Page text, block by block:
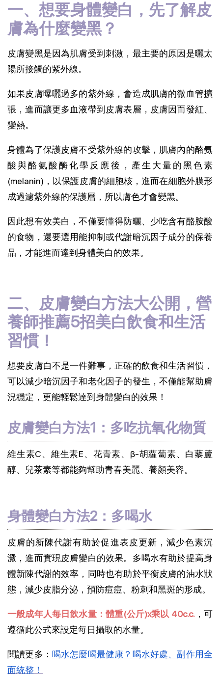
一、想要身體變白，先了解皮
膚為什麼變黑？
皮膚變黑是因為肌膚受到刺激，最主要的原因是曬太
陽所接觸的紫外線。
如果皮膚曝曬過多的紫外線，會造成肌膚的微血管擴
張，進而讓更多血液帶到皮膚表層，皮膚因而發紅、
變熱。
身體為了保護皮膚不受紫外線的攻擊，肌膚內的酪氨
酸與酪氨酸酶化學反應後，產生大量的黑色素
(melanin)，以保護皮膚的細胞核，進而在細胞外膜形
成過濾紫外線的保護層，所以膚色才會變黑。
因此想有效美白，不僅要懂得防曬、少吃含有酪胺酸
的食物，還要選用能抑制或代謝暗沉因子成分的保養
品，才能進而達到身體美白的效果。
二、皮膚變白方法大公開，營
養師推薦5招美白飲食和生活
習慣！
想要皮膚白不是一件難事，正確的飲食和生活習慣，
可以減少暗沉因子和老化因子的發生，不僅能幫助膚
況穩定，更能輕鬆達到身體變白的效果！
皮膚變白方法1：多吃抗氧化物質
維生素C、維生素E、花青素、β-胡蘿蔔素、白藜蘆
醇、兒茶素等都能夠幫助青春美麗、養顏美容。
身體變白方法2：多喝水
皮膚的新陳代謝有助於促進表皮更新，減少色素沉
澱，進而實現皮膚變白的效果。多喝水有助於提高身
體新陳代謝的效率，同時也有助於平衡皮膚的油水狀
態，減少皮脂分泌，預防痘痘、粉刺和黑斑的形成。
一般成年人每日飲水量：體重(公斤)x乘以 40c.c.，可
遵循此公式來設定每日攝取的水量。
閱讀更多： 喝水怎麼喝最健康？喝水好處、副作用全
面統整！